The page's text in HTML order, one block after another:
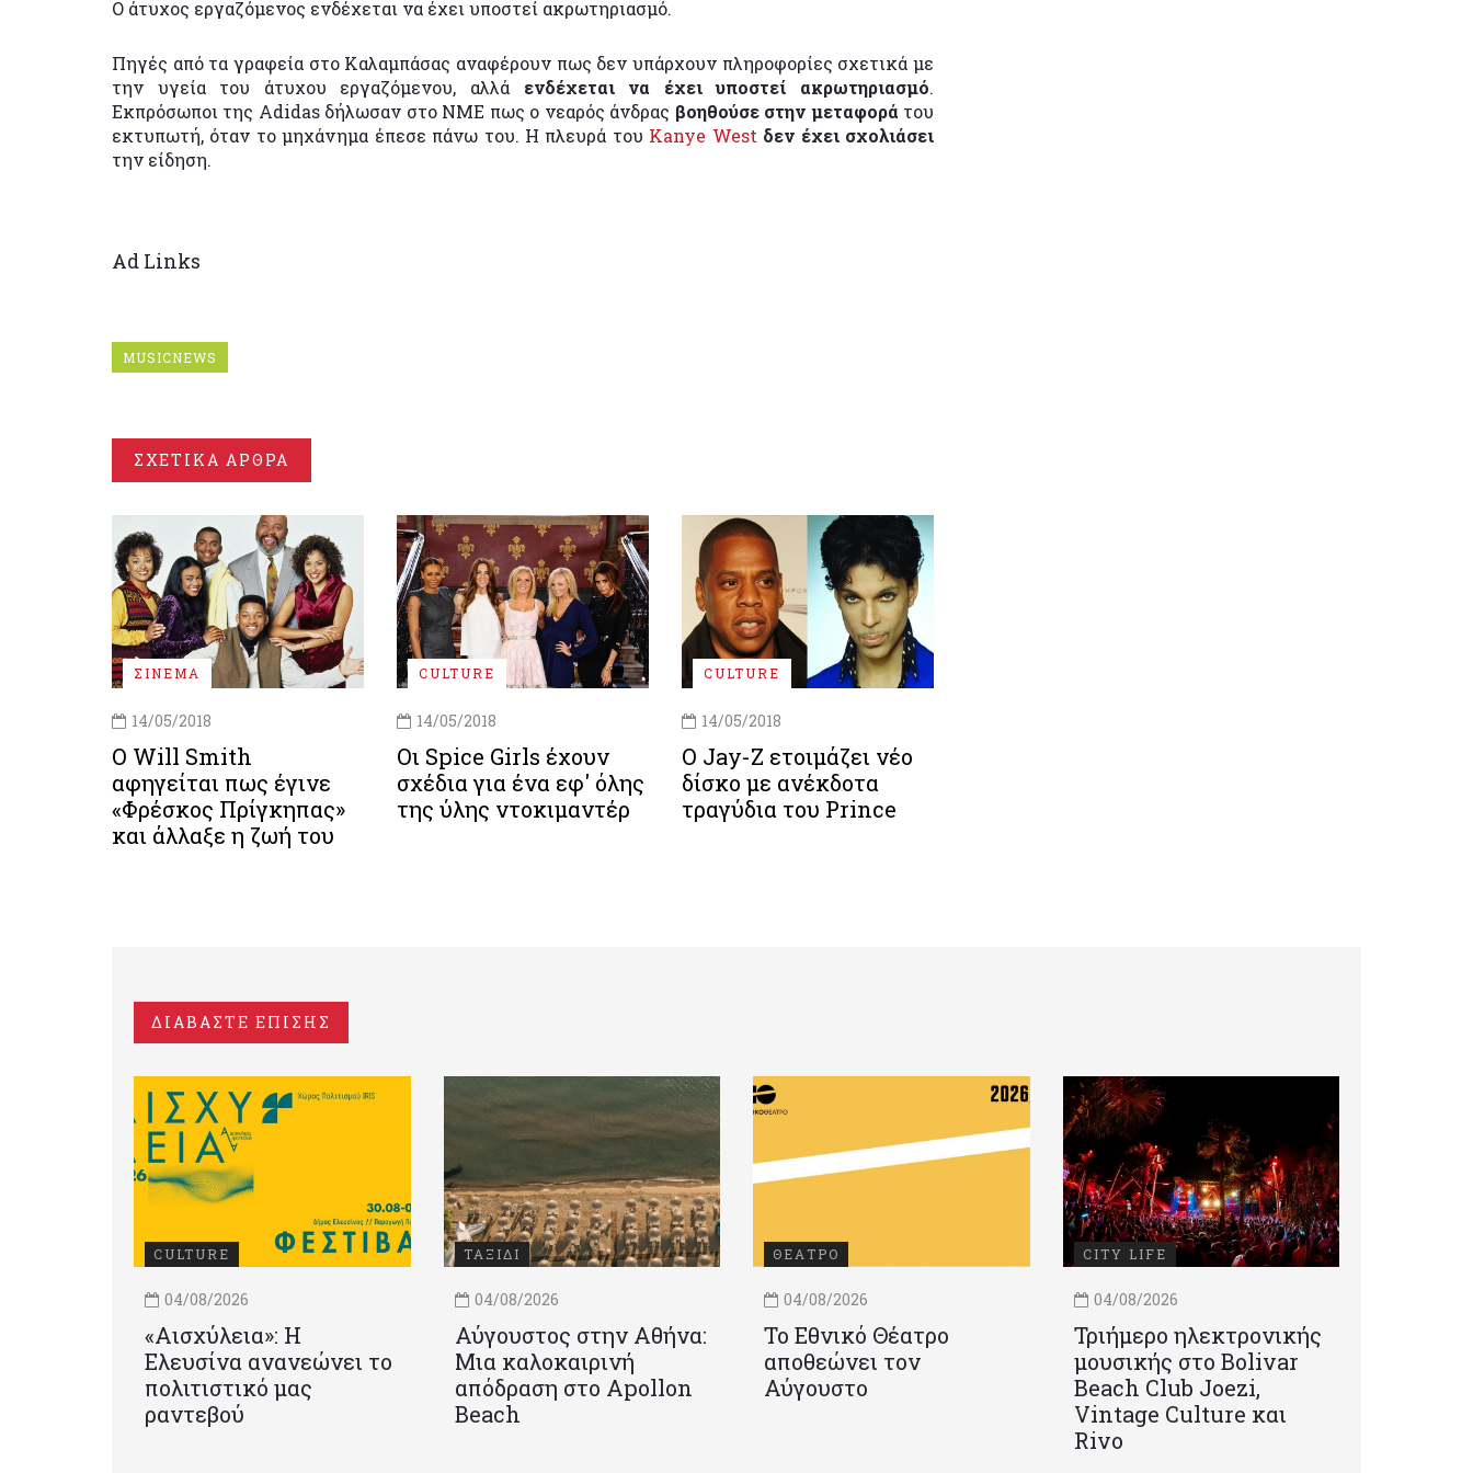
Ο άτυχος εργαζόμενος ενδέχεται να έχει υποστεί ακρωτηριασμό.
Πηγές από τα γραφεία στο Καλαμπάσας αναφέρουν πως δεν υπάρχουν πληροφορίες σχετικά με
την υγεία του άτυχου εργαζόμενου, αλλά ενδέχεται να έχει υποστεί ακρωτηριασμό.
Εκπρόσωποι της Adidas δήλωσαν στο NME πως ο νεαρός άνδρας βοηθούσε στην μεταφορά του
εκτυπωτή, όταν το μηχάνημα έπεσε πάνω του. Η πλευρά του Kanye West δεν έχει σχολιάσει
την είδηση.
Ad Links
MUSICNEWS
ΣΧΕΤΙΚΑ ΑΡΘΡΑ
ΣΙΝΕΜΑ
14/05/2018
Ο Will Smith
αφηγείται πως έγινε
«Φρέσκος Πρίγκηπας»
και άλλαξε η ζωή του
CULTURE
14/05/2018
Οι Spice Girls έχουν
σχέδια για ένα εφ' όλης
της ύλης ντοκιμαντέρ
CULTURE
14/05/2018
O Jay-Z ετοιμάζει νέο
δίσκο με ανέκδοτα
τραγύδια του Prince
ΔΙΑΒΑΣΤΕ ΕΠΙΣΗΣ
CULTURE
04/08/2026
«Αισχύλεια»: Η
Ελευσίνα ανανεώνει το
πολιτιστικό μας
ραντεβού
ΤΑΞΙΔΙ
04/08/2026
Αύγουστος στην Αθήνα:
Μια καλοκαιρινή
απόδραση στο Apollon
Beach
ΘΕΑΤΡΟ
04/08/2026
Το Εθνικό Θέατρο
αποθεώνει τον
Αύγουστο
CITY LIFE
04/08/2026
Τριήμερο ηλεκτρονικής
μουσικής στο Bolivar
Beach Club Joezi,
Vintage Culture και
Rivo